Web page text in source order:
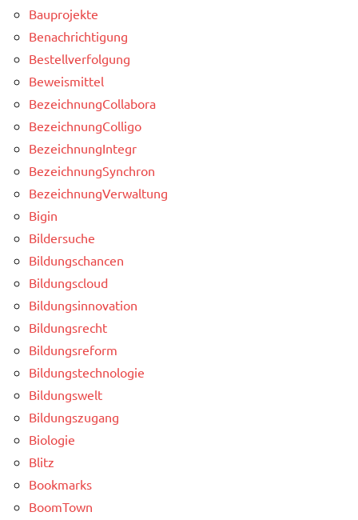
Bauprojekte
Benachrichtigung
Bestellverfolgung
Beweismittel
BezeichnungCollabora
BezeichnungColligo
BezeichnungIntegr
BezeichnungSynchron
BezeichnungVerwaltung
Bigin
Bildersuche
Bildungschancen
Bildungscloud
Bildungsinnovation
Bildungsrecht
Bildungsreform
Bildungstechnologie
Bildungswelt
Bildungszugang
Biologie
Blitz
Bookmarks
BoomTown